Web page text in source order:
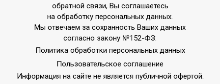
обратной связи, Вы соглашаетесь
на обработку персональных данных.
Мы отвечаем за сохранность Ваших данных
согласно закону №152-ФЗ:
Политика обработки персональных данных
Пользовательское соглашение
Информация на сайте не является публичной офертой.